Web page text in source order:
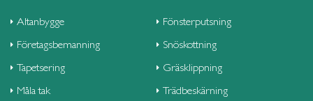
Altanbygge
Företagsbemanning
Tapetsering
Måla tak
Fönsterputsning
Snöskottning
Gräsklippning
Trädbeskärning